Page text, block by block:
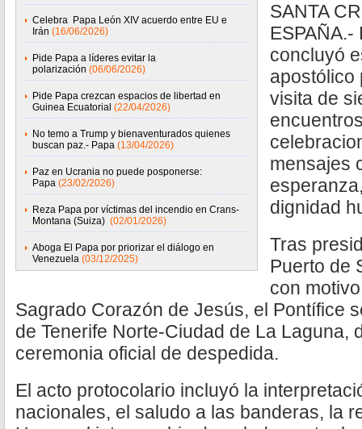
Celebra Papa León XIV acuerdo entre EU e
Irán (16/06/2026)
Pide Papa a líderes evitar la
polarización (06/06/2026)
Pide Papa crezcan espacios de libertad en
Guinea Ecuatorial (22/04/2026)
No temo a Trump y bienaventurados quienes
buscan paz.- Papa (13/04/2026)
Paz en Ucrania no puede posponerse:
Papa (23/02/2026)
Reza Papa por víctimas del incendio en Crans-
Montana (Suiza) (02/01/2026)
Aboga El Papa por priorizar el diálogo en
Venezuela (03/12/2025)
SANTA
ESPAÑA.-
concluyó
apostólico
visita de
mensajes
dignidad
Tras
Puerto de
con
Sagrado Corazón de Jesús, el Pontífice
de Tenerife Norte-Ciudad de La Laguna,
ceremonia oficial de despedida.
El acto protocolario incluyó la
nacionales, el saludo a las banderas, la